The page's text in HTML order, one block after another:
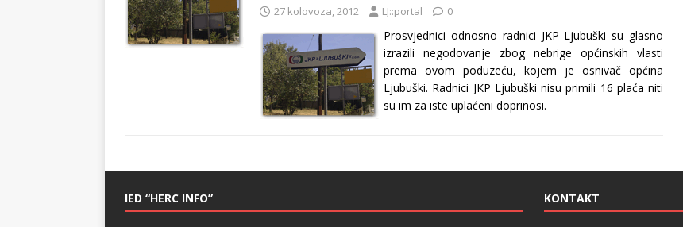
27 kolovoza, 2012 LJ::portal 0
Prosvjednici odnosno radnici JKP Ljubuški su glasno
izrazili negodovanje zbog nebrige općinskih vlasti
prema ovom poduzeću, kojem je osnivač općina
Ljubuški. Radnici JKP Ljubuški nisu primili 16 plaća niti
su im za iste uplaćeni doprinosi.
IED “HERC INFO” KONTAKT